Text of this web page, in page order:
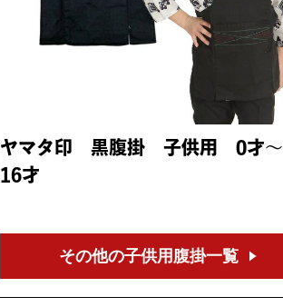
ヤマタ印 黒腹掛 子供用 0才～
16才
その他の子供用 腹掛一覧